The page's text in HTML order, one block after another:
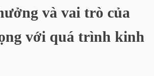
và vai trò của
với quá trình kinh